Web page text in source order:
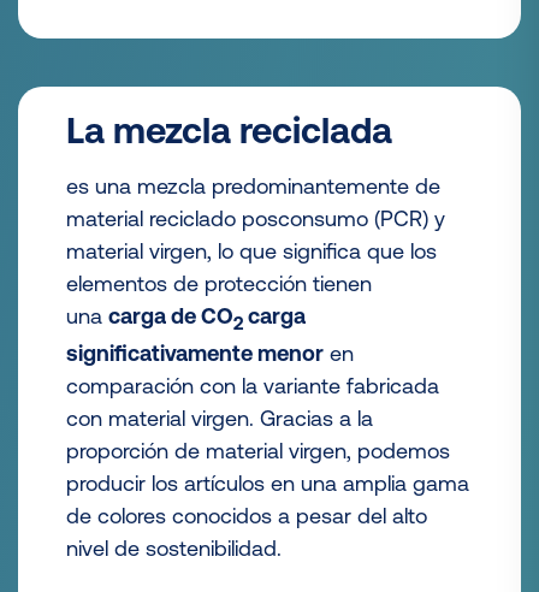
La mezcla reciclada
es una mezcla predominantemente de
material reciclado posconsumo (PCR) y
material virgen, lo que significa que los
elementos de protección tienen
una carga de CO2 carga
significativamente menor en
comparación con la variante fabricada
con material virgen. Gracias a la
proporción de material virgen, podemos
producir los artículos en una amplia gama
de colores conocidos a pesar del alto
nivel de sostenibilidad.